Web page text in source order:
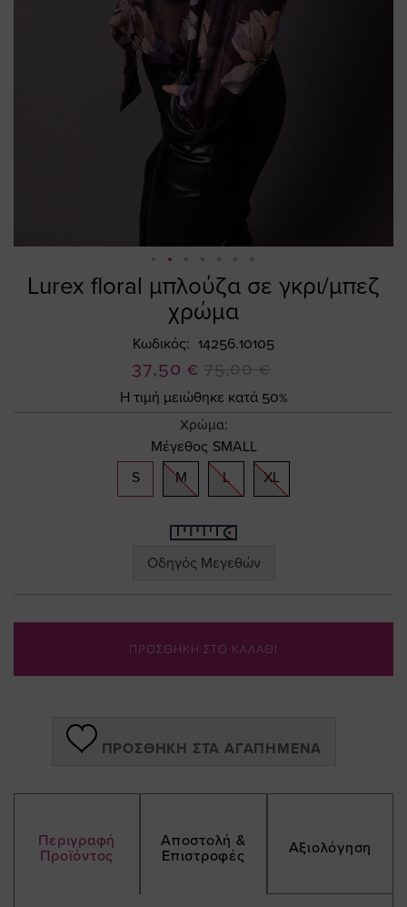
Lurex floral μπλούζα σε γκρι/μπεζ
χρώμα
Κωδικός 14256.10105
Ειδική
Τιμή
37,50 € 75,00 €
Η τιμή μειώθηκε κατά 50%
Χρώμα:
Μέγεθος SMALL
S
M L XL
Οδηγός Μεγεθών
ΠΡΟΣΘΗΚΗ ΣΤΟ ΚΑΛΑΘΙ
ΠΡΟΣΘΉΚΗ ΣΤΑ ΑΓΑΠΗΜΈΝΑ
Περιγραφή
Προϊόντος
Αποστολή &
Επιστροφές
Αξιολόγηση
Skip